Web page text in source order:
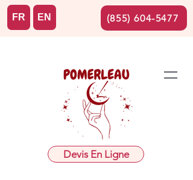
Devis En Ligne
FR EN (855) 604-5477